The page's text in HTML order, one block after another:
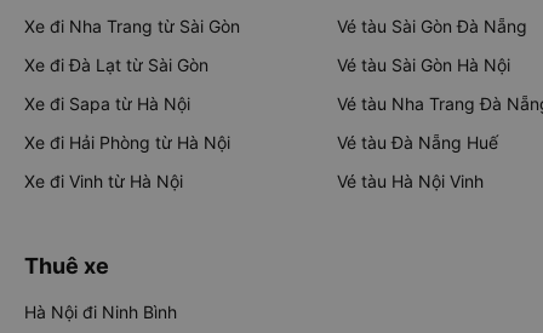
Xe đi Nha Trang từ Sài Gòn
Xe đi Đà Lạt từ Sài Gòn
Xe đi Sapa từ Hà Nội
Xe đi Hải Phòng từ Hà Nội
Xe đi Vinh từ Hà Nội
Vé tàu Sài Gòn Đà Nẵng
Vé tàu Sài Gòn Hà Nội
Vé tàu Nha Trang Đà
Vé tàu Đà Nẵng Huế
Vé tàu Hà Nội Vinh
Thuê xe
Hà Nội đi Ninh Bình